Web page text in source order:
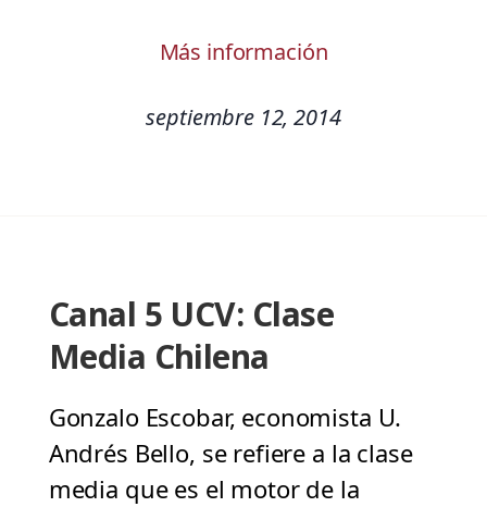
Más información
septiembre 12, 2014
Canal 5 UCV: Clase
Media Chilena
Gonzalo Escobar, economista U.
Andrés Bello, se refiere a la clase
media que es el motor de la